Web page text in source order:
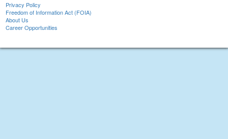
Privacy Policy
Freedom of Information Act (FOIA)
About Us
Career Opportunities